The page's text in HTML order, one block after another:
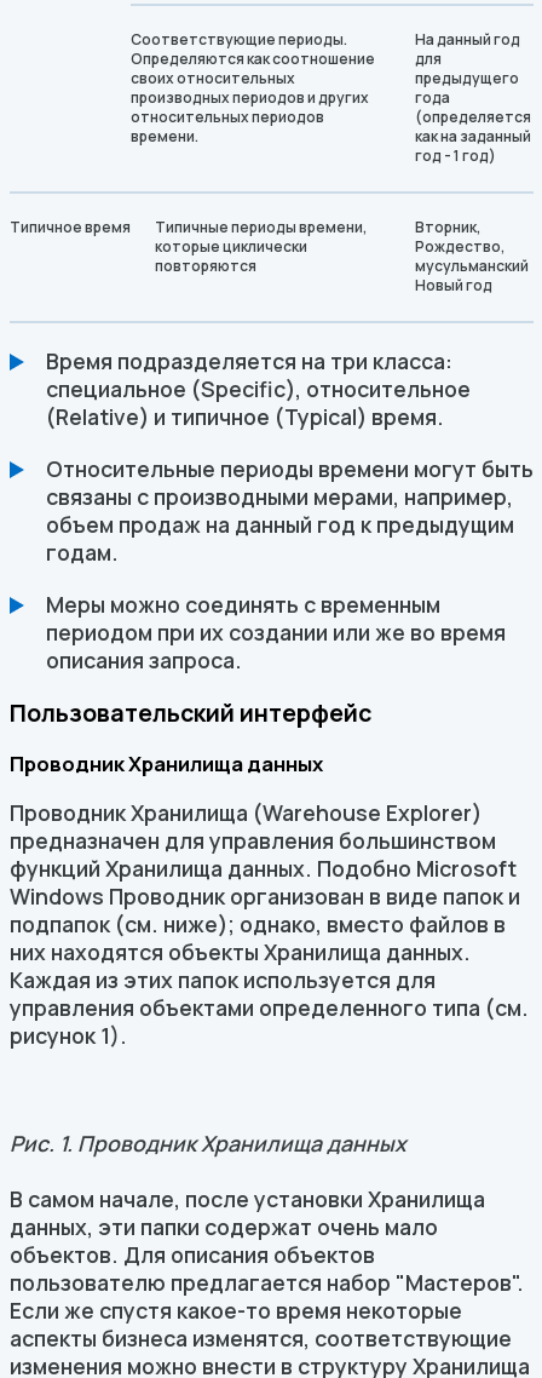
Соответствующие периоды.
Определяются как соотношение
своих относительных
производных периодов и других
относительных периодов
времени.
На данный год
для
предыдущего
года
(определяется
как на заданный
год - 1 год)
Типичное время
Типичные периоды времени,
которые циклически
повторяются
Вторник,
Рождество,
мусульманский
Новый год
Время подразделяется на три класса:
специальное (Specific), относительное
(Relative) и типичное (Typical) время.
Относительные периоды времени могут быть
связаны с производными мерами, например,
объем продаж на данный год к предыдущим
годам.
Меры можно соединять с временным
периодом при их создании или же во время
описания запроса.
Пользовательский интерфейс
Проводник Хранилища данных
Проводник Хранилища (Warehouse Explorer)
предназначен для управления большинством
функций Хранилища данных. Подобно Microsoft
Windows Проводник организован в виде папок и
подпапок (см. ниже); однако, вместо файлов в
них находятся объекты Хранилища данных.
Каждая из этих папок используется для
управления объектами определенного типа (см.
рисунок 1).
Рис. 1. Проводник Хранилища данных
В самом начале, после установки Хранилища
данных, эти папки содержат очень мало
объектов. Для описания объектов
пользователю предлагается набор "Мастеров".
Если же спустя какое-то время некоторые
аспекты бизнеса изменятся, соответствующие
изменения можно внести в структуру Хранилища